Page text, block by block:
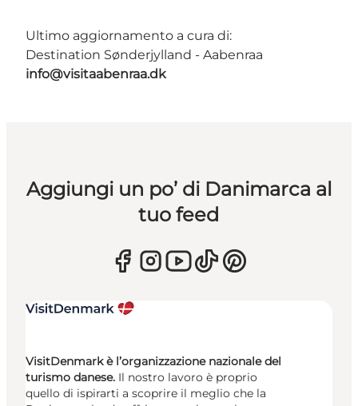
Ultimo aggiornamento a cura di:
Destination Sønderjylland - Aabenraa
info@visitaabenraa.dk
Aggiungi un po’ di Danimarca al
tuo feed
VisitDenmark è l’organizzazione nazionale del
turismo danese. Il nostro lavoro è proprio
quello di ispirarti a scoprire il meglio che la